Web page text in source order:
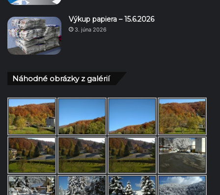
Výkup papiera – 15.6.2026
3. júna 2026
Náhodné obrázky z galérií